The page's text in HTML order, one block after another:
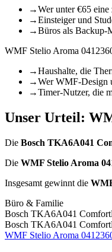
→Wer unter €65
→Einsteiger und
→Büros als Backup-
WMF Stelio Aroma
→Haushalte, die
→Wer WMF-Design
→Timer-Nutzer, die
Unser Urteil:
Die Bosch TKA6A041
Die WMF Stelio Aroma
Insgesamt gewinnt die
Büro & Familie
Bosch TKA6A041
Bosch TKA6A041
WMF Stelio Aroma